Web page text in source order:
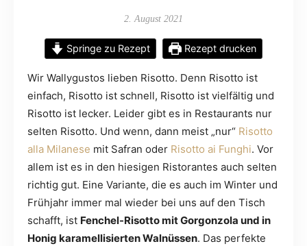
2. August 2021
Springe zu Rezept Rezept drucken
Wir Wallygustos lieben Risotto. Denn Risotto ist
einfach, Risotto ist schnell, Risotto ist vielfältig und
Risotto ist lecker. Leider gibt es in Restaurants nur
selten Risotto. Und wenn, dann meist „nur“ Risotto
alla Milanese mit Safran oder Risotto ai Funghi. Vor
allem ist es in den hiesigen Ristorantes auch selten
richtig gut. Eine Variante, die es auch im Winter und
Frühjahr immer mal wieder bei uns auf den Tisch
schafft, ist Fenchel-Risotto mit Gorgonzola und in
Honig karamellisierten Walnüssen. Das perfekte